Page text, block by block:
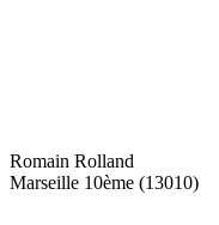
Romain Rolland
Marseille 10ème (13010)